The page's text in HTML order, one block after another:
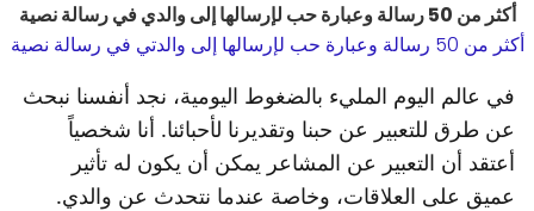
أكثر من 50 رسالة وعبارة حب لإرسالها إلى والدي في رسالة نصية
أكثر من 50 رسالة وعبارة حب لإرسالها إلى والدتي في رسالة نصية
في عالم اليوم المليء بالضغوط اليومية، نجد أنفسنا نبحث
عن طرق للتعبير عن حبنا وتقديرنا لأحبائنا. أنا شخصياً
أعتقد أن التعبير عن المشاعر يمكن أن يكون له تأثير
عميق على العلاقات، وخاصة عندما نتحدث عن والدي.